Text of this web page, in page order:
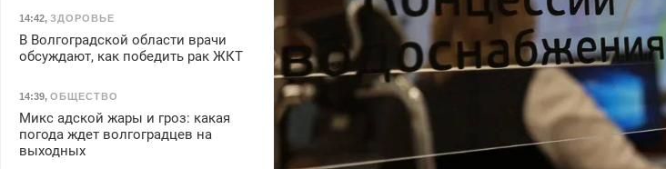
14:42, ЗДОРОВЬЕ
В Волгоградской области врачи
обсуждают, как победить рак ЖКТ
14:39, ОБЩЕСТВО
Микс адской жары и гроз: какая
погода ждет волгоградцев на
выходных